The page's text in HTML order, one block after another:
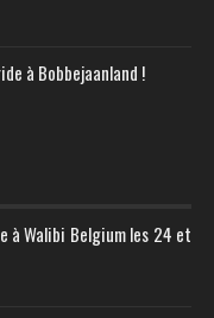
à Bobbejaanland !
à Walibi Belgium les 24 et